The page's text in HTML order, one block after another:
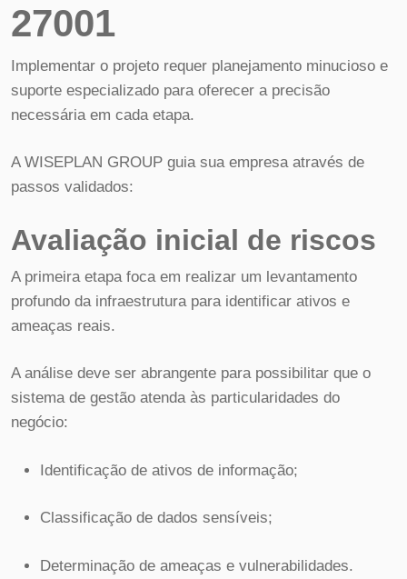
27001
Implementar o projeto requer planejamento minucioso e
suporte especializado para oferecer a precisão
necessária em cada etapa.
A WISEPLAN GROUP guia sua empresa através de
passos validados:
Avaliação inicial de riscos
A primeira etapa foca em realizar um levantamento
profundo da infraestrutura para identificar ativos e
ameaças reais.
A análise deve ser abrangente para possibilitar que o
sistema de gestão atenda às particularidades do
negócio:
Identificação de ativos de informação;
Classificação de dados sensíveis;
Determinação de ameaças e vulnerabilidades.